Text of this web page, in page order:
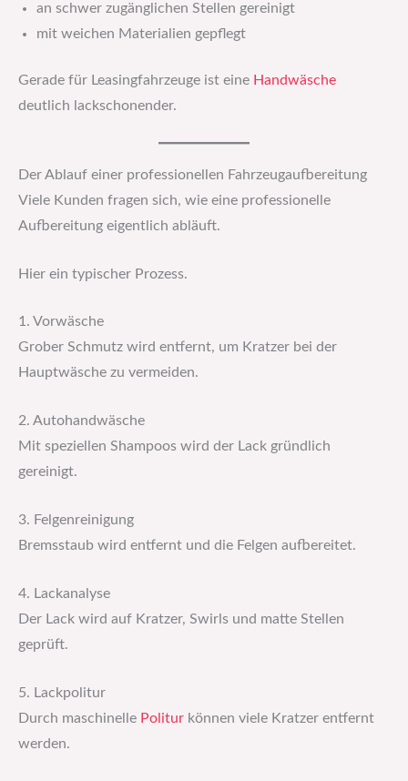
an schwer zugänglichen Stellen gereinigt
mit weichen Materialien gepflegt
Gerade für Leasingfahrzeuge ist eine Handwäsche
deutlich lackschonender.
Der Ablauf einer professionellen Fahrzeugaufbereitung
Viele Kunden fragen sich, wie eine professionelle
Aufbereitung eigentlich abläuft.
Hier ein typischer Prozess.
1. Vorwäsche
Grober Schmutz wird entfernt, um Kratzer bei der
Hauptwäsche zu vermeiden.
2. Autohandwäsche
Mit speziellen Shampoos wird der Lack gründlich
gereinigt.
3. Felgenreinigung
Bremsstaub wird entfernt und die Felgen aufbereitet.
4. Lackanalyse
Der Lack wird auf Kratzer, Swirls und matte Stellen
geprüft.
5. Lackpolitur
Durch maschinelle Politur können viele Kratzer entfernt
werden.